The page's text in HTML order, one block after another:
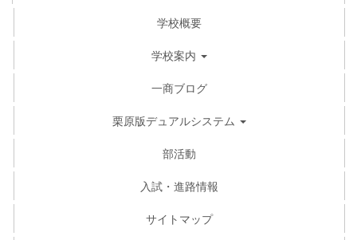
学校概要
学校案内
一商ブログ
栗原版デュアルシステム
部活動
入試・進路情報
サイトマップ